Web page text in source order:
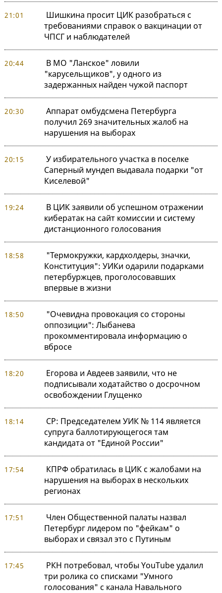
21:01
Шишкина просит ЦИК разобраться с
требованиями справок о вакцинации от
ЧПСГ и наблюдателей
20:44
В МО "Ланское" ловили
"карусельщиков", у одного из
задержанных найден чужой паспорт
20:30
Аппарат омбудсмена Петербурга
получил 269 значительных жалоб на
нарушения на выборах
20:15
У избирательного участка в поселке
Саперный мундеп выдавала подарки "от
Киселевой"
19:24
В ЦИК заявили об успешном отражении
кибератак на сайт комиссии и систему
дистанционного голосования
18:58
"Термокружки, кардхолдеры, значки,
Конституция": УИКи одарили подарками
петербуржцев, проголосовавших
впервые в жизни
18:50
"Очевидна провокация со стороны
оппозиции": Лыбанева
прокомментировала информацию о
вбросе
18:20
Егорова и Авдеев заявили, что не
подписывали ходатайство о досрочном
освобождении Глущенко
18:14
СР: Председателем УИК № 114 является
супруга баллотирующегося там
кандидата от "Единой России"
17:54
КПРФ обратилась в ЦИК с жалобами на
нарушения на выборах в нескольких
регионах
17:51
Член Общественной палаты назвал
Петербург лидером по "фейкам" о
выборах и связал это с Путиным
17:45
РКН потребовал, чтобы YouTube удалил
три ролика со списками "Умного
голосования" с канала Навального